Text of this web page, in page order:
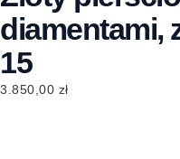
diamentami,
15
3.850,00 zł